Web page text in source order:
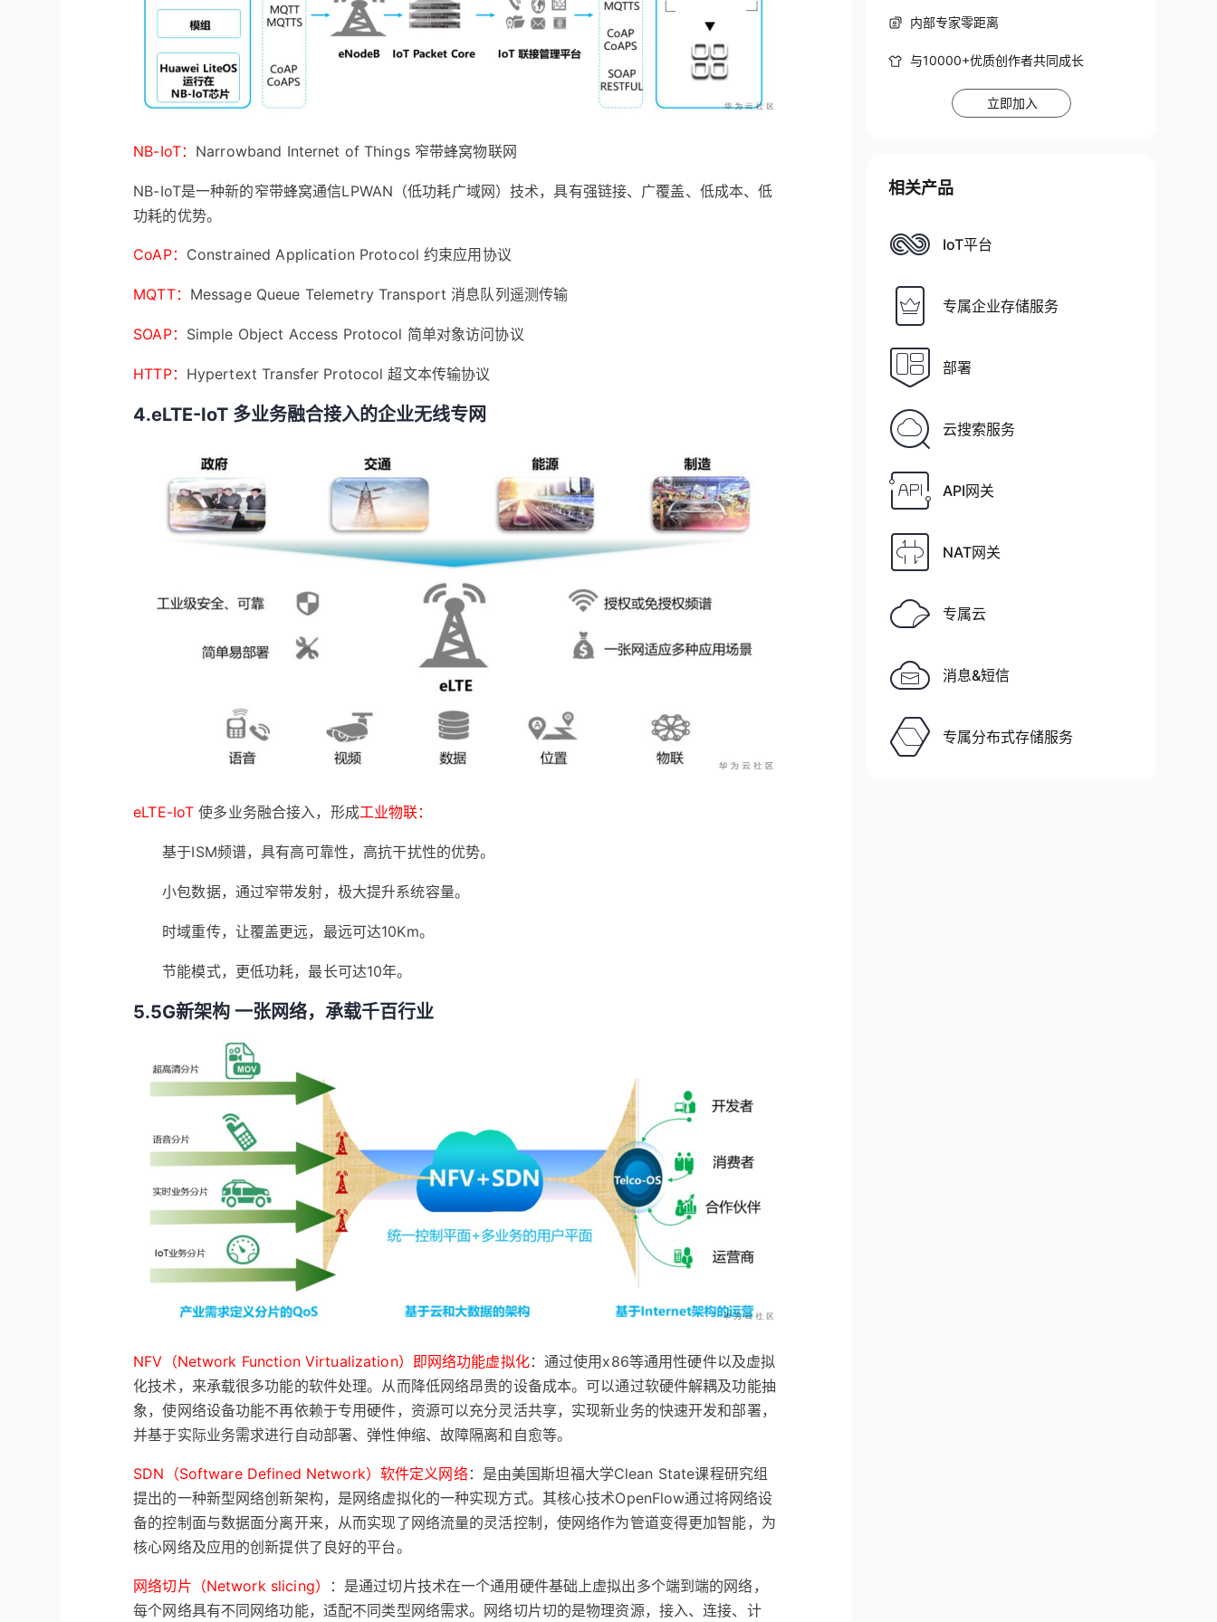
NB-IoT： Narrowband Internet of Things 窄带蜂窝物联网
NB-IoT是一种新的窄带蜂窝通信LPWAN（低功耗广域网）技术，具有强链接、广覆盖、低成本、低
功耗的优势。
CoAP： Constrained Application Protocol 约束应用协议
MQTT： Message Queue Telemetry Transport 消息队列遥测传输
SOAP： Simple Object Access Protocol 简单对象访问协议
HTTP： Hypertext Transfer Protocol 超文本传输协议
4.eLTE-IoT 多业务融合接入的企业无线专网
eLTE-IoT 使多业务融合接入，形成工业物联：
基于ISM频谱，具有高可靠性，高抗干扰性的优势。
小包数据，通过窄带发射，极大提升系统容量。
时域重传，让覆盖更远，最远可达10Km。
节能模式，更低功耗，最长可达10年。
5.5G新架构 一张网络，承载千百行业
NFV（Network Function Virtualization）即网络功能虚拟化：通过使用x86等通用性硬件以及虚拟
化技术，来承载很多功能的软件处理。从而降低网络昂贵的设备成本。可以通过软硬件解耦及功能抽
象，使网络设备功能不再依赖于专用硬件，资源可以充分灵活共享，实现新业务的快速开发和部署，
并基于实际业务需求进行自动部署、弹性伸缩、故障隔离和自愈等。
SDN（Software Defined Network）软件定义网络：是由美国斯坦福大学Clean State课程研究组
提出的一种新型网络创新架构，是网络虚拟化的一种实现方式。其核心技术OpenFlow通过将网络设
备的控制面与数据面分离开来，从而实现了网络流量的灵活控制，使网络作为管道变得更加智能，为
核心网络及应用的创新提供了良好的平台。
网络切片（Network slicing）
：是通过切片技术在一个通用硬件基础上虚拟出多个端到端的网络，
每个网络具有不同网络功能，适配不同类型网络需求。网络切片切的是物理资源，接入、连接、计
内部专家零距离
与10000+优质创作者共同成长
立即加入
相关产品
IoT平台
专属企业存储服务
部署
云搜索服务
API网关
NAT网关
专属云
消息&短信
专属分布式存储服务